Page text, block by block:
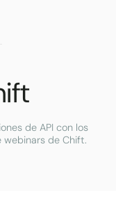
de API con los
webinars de Chift.